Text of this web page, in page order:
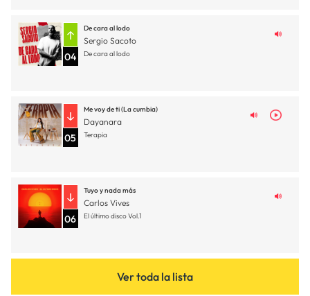
04
De cara al lodo
Sergio Sacoto
De cara al lodo
05
Me voy de ti (La cumbia)
Dayanara
Terapia
06
Tuyo y nada más
Carlos Vives
El último disco Vol.1
Ver toda la lista